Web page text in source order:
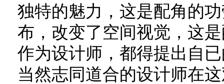
独特的魅力，这是配角的
布，改变了空间视觉，这
作为设计师，都得提出自
当然志同道合的设计师在